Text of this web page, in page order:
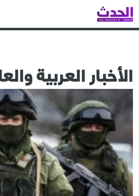
الأخبار العربية